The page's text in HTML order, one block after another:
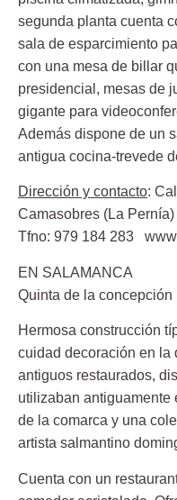
segunda planta cuenta
sala de esparcimiento
con una mesa de billar
presidencial, mesas de
gigante para
Además dispone de un
antigua cocina-trevede
Dirección y contacto:
Camasobres (La
Tfno: 979 184 283
EN SALAMANCA
Quinta de la concepción
Hermosa construcción
cuidad decoración en la
antiguos restaurados,
utilizaban
de la comarca y una
artista salmantino
Cuenta con un